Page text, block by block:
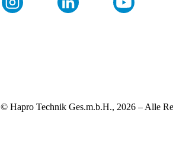
© Hapro Technik Ges.m.b.H., 2026 – Alle